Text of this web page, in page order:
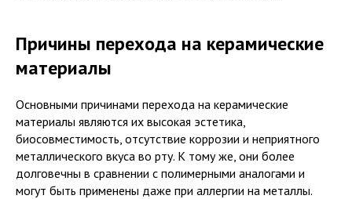
Причины перехода на керамические
материалы
Основными причинами перехода на керамические
материалы являются их высокая эстетика,
биосовместимость, отсутствие коррозии и неприятного
металлического вкуса во рту. К тому же, они более
долговечны в сравнении с полимерными аналогами и
могут быть применены даже при аллергии на металлы.